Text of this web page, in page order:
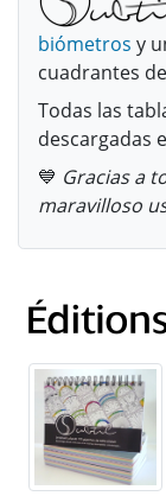
biómetros y
cuadrantes
Todas las
descargadas
💙 Gracias a
maravilloso